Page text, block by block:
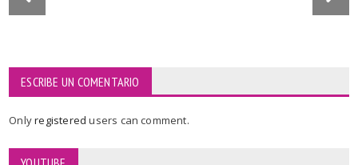
ESCRIBE UN COMENTARIO
Onlyregisteredusers can comment.